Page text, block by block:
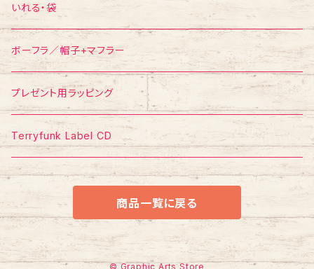
ポスター
ポストカード
Tシャツ
いれる・袋
ボーフラ／帽子+マフラー
プレゼント用ラッピング
Terryfunk Label CD
商品一覧に戻る
© Graphic Arts Store